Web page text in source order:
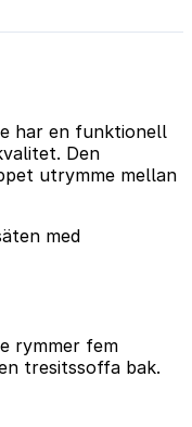
har en funktionell
Den
utrymme mellan
med
rymmer fem
tresitssoffa bak.